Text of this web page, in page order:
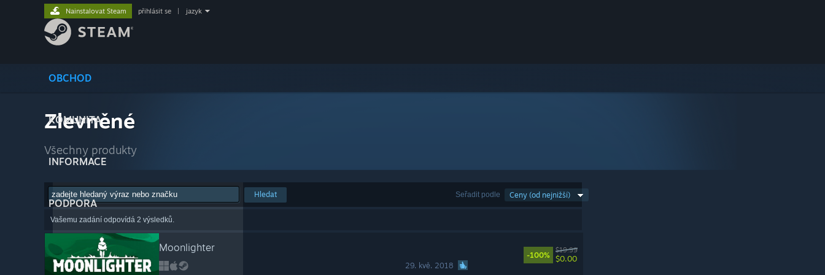
OBCHOD
KOMUNITA
INFORMACE
PODPORA
Nainstalovat Steam přihlásit se jazyk
Zlevněné
Všechny produkty
Seřadit podle Ceny (od nejnižší)
Hledat
Vašemu zadání odpovídá 2 výsledků.
Moonlighter
29. kvě. 2018
-100%
$19.99
$0.00